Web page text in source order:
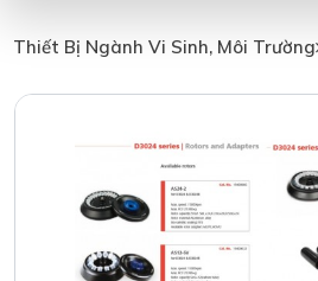
Thiết Bị Ngành Vi Sinh, Môi Trường